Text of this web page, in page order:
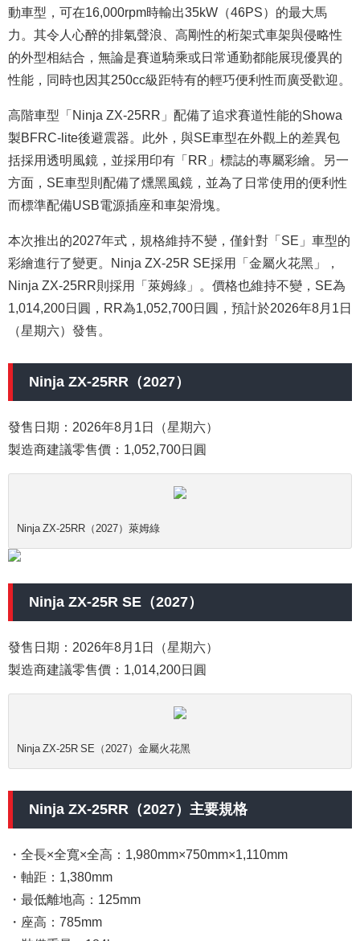
動車型，可在16,000rpm時輸出35kW（46PS）的最大馬
力。其令人心醉的排氣聲浪、高剛性的桁架式車架與侵略性
的外型相結合，無論是賽道騎乘或日常通勤都能展現優異的
性能，同時也因其250cc級距特有的輕巧便利性而廣受歡迎。
高階車型「Ninja ZX-25RR」配備了追求賽道性能的Showa
製BFRC-lite後避震器。此外，與SE車型在外觀上的差異包
括採用透明風鏡，並採用印有「RR」標誌的專屬彩繪。另一
方面，SE車型則配備了燻黑風鏡，並為了日常使用的便利性
而標準配備USB電源插座和車架滑塊。
本次推出的2027年式，規格維持不變，僅針對「SE」車型的
彩繪進行了變更。Ninja ZX-25R SE採用「金屬火花黑」，
Ninja ZX-25RR則採用「萊姆綠」。價格也維持不變，SE為
1,014,200日圓，RR為1,052,700日圓，預計於2026年8月1日
（星期六）發售。
Ninja ZX-25RR（2027）
發售日期：2026年8月1日（星期六）
製造商建議零售價：1,052,700日圓
Ninja ZX-25RR（2027）萊姆綠
Ninja ZX-25R SE（2027）
發售日期：2026年8月1日（星期六）
製造商建議零售價：1,014,200日圓
Ninja ZX-25R SE（2027）金屬火花黑
Ninja ZX-25RR（2027）主要規格
・全長×全寬×全高：1,980mm×750mm×1,110mm
・軸距：1,380mm
・最低離地高：125mm
・座高：785mm